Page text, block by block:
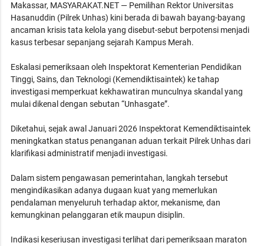
Makassar, MASYARAKAT.NET — Pemilihan Rektor Universitas
Hasanuddin (Pilrek Unhas) kini berada di bawah bayang-bayang
ancaman krisis tata kelola yang disebut-sebut berpotensi menjadi
kasus terbesar sepanjang sejarah Kampus Merah.
Eskalasi pemeriksaan oleh Inspektorat Kementerian Pendidikan
Tinggi, Sains, dan Teknologi (Kemendiktisaintek) ke tahap
investigasi memperkuat kekhawatiran munculnya skandal yang
mulai dikenal dengan sebutan “Unhasgate”.
Diketahui, sejak awal Januari 2026 Inspektorat Kemendiktisaintek
meningkatkan status penanganan aduan terkait Pilrek Unhas dari
klarifikasi administratif menjadi investigasi.
Dalam sistem pengawasan pemerintahan, langkah tersebut
mengindikasikan adanya dugaan kuat yang memerlukan
pendalaman menyeluruh terhadap aktor, mekanisme, dan
kemungkinan pelanggaran etik maupun disiplin.
Indikasi keseriusan investigasi terlihat dari pemeriksaan maraton